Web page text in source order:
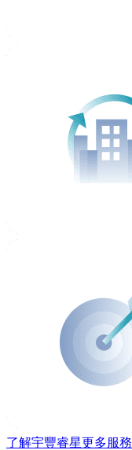
了解宇豐睿星更多服務